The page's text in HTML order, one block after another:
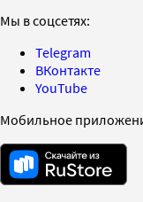
Мы в соцсетях:
Telegram
ВКонтакте
YouTube
Мобильное